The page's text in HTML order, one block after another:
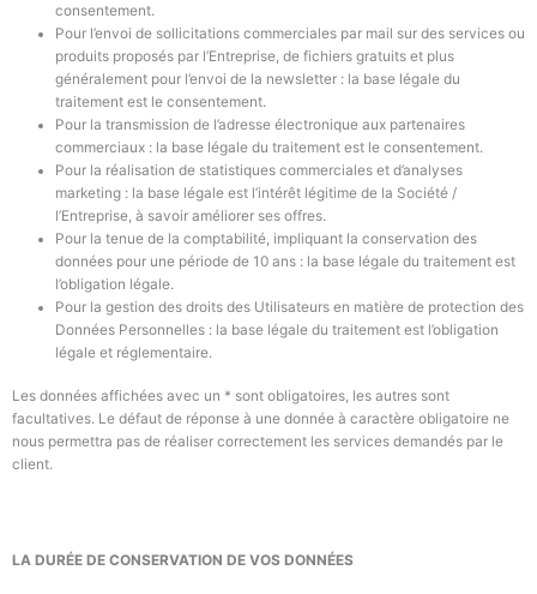
consentement.
Pour l’envoi de sollicitations commerciales par mail sur des services ou
produits proposés par l’Entreprise, de fichiers gratuits et plus
généralement pour l’envoi de la newsletter : la base légale du
traitement est le consentement.
Pour la transmission de l’adresse électronique aux partenaires
commerciaux : la base légale du traitement est le consentement.
Pour la réalisation de statistiques commerciales et d’analyses
marketing : la base légale est l’intérêt légitime de la Société /
l’Entreprise, à savoir améliorer ses offres.
Pour la tenue de la comptabilité, impliquant la conservation des
données pour une période de 10 ans : la base légale du traitement est
l’obligation légale.
Pour la gestion des droits des Utilisateurs en matière de protection des
Données Personnelles : la base légale du traitement est l’obligation
légale et réglementaire.
Les données affichées avec un * sont obligatoires, les autres sont
facultatives. Le défaut de réponse à une donnée à caractère obligatoire ne
nous permettra pas de réaliser correctement les services demandés par le
client.
LA DURÉE DE CONSERVATION DE VOS DONNÉES